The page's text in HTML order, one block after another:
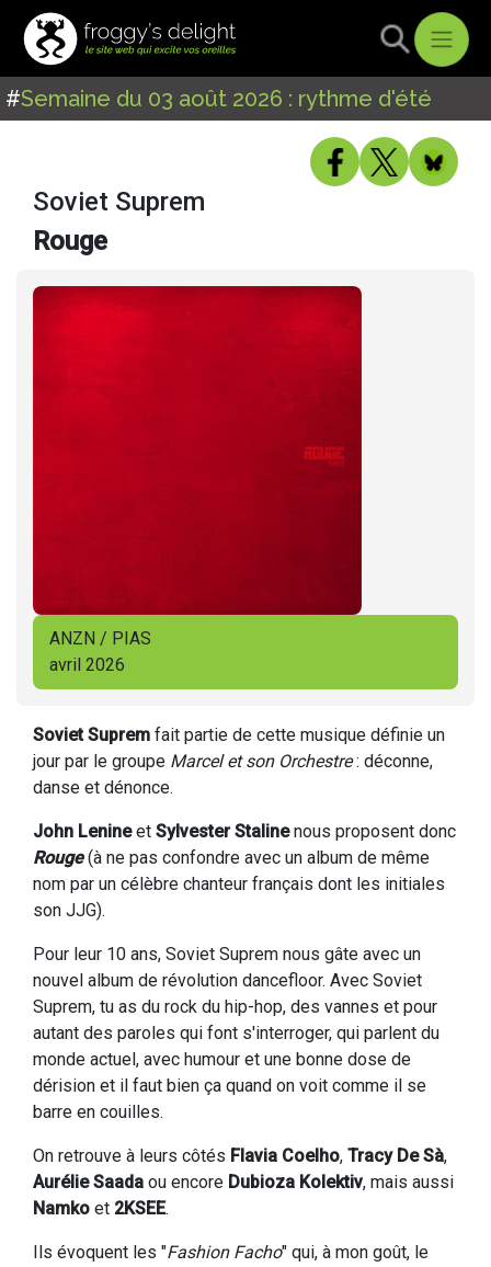
#Semaine du 03 août 2026 : rythme d'été
Soviet Suprem
Rouge
ANZN / PIAS
avril 2026
Soviet Suprem fait partie de cette musique définie un
jour par le groupe Marcel et son Orchestre: déconne,
danse et dénonce.
John Lenineet Sylvester Stalinenous proposent donc
Rouge(à ne pas confondre avec un album de même
nom par un célèbre chanteur français dont les initiales
son JJG).
Pour leur 10 ans, Soviet Suprem nous gâte avec un
nouvel album de révolution dancefloor. Avec Soviet
Suprem, tu as du rock du hip-hop, des vannes et pour
autant des paroles qui font s'interroger, qui parlent du
monde actuel, avec humour et une bonne dose de
dérision et il faut bien ça quand on voit comme il se
barre en couilles.
On retrouve à leurs côtés Flavia Coelho, Tracy De Sà,
Aurélie Saada ou encore Dubioza Kolektiv, mais aussi
Namko et 2KSEE.
Ils évoquent les "Fashion Facho" qui, à mon goût, le